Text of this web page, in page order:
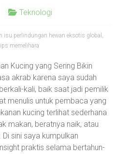
Teknologi
isu perlindungan hewan eksotis global ,
memelihara
Kucing yang Sering Bikin
akrab karena saya sudah
kali, baik saat jadi pemilik
menulis untuk pembaca yang
kucing terlihat sederhana
makan, beratnya naik, atau
sini saya kumpulkan
praktis selama bertahun-